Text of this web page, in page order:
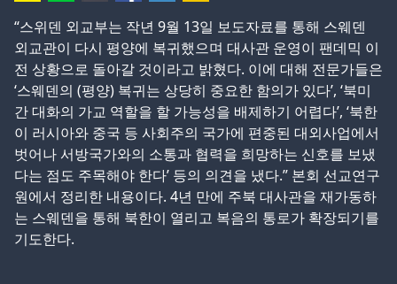
“스위덴 외교부는 작년 9월 13일 보도자료를 통해 스웨덴
외교관이 다시 평양에 복귀했으며 대사관 운영이 팬데믹 이
전 상황으로 돌아갈 것이라고 밝혔다. 이에 대해 전문가들은
‘스웨덴의 (평양) 복귀는 상당히 중요한 함의가 있다’, ‘북미
간 대화의 가교 역할을 할 가능성을 배제하기 어렵다’, ‘북한
이 러시아와 중국 등 사회주의 국가에 편중된 대외사업에서
벗어나 서방국가와의 소통과 협력을 희망하는 신호를 보냈
다는 점도 주목해야 한다’ 등의 의견을 냈다.” 본회 선교연구
원에서 정리한 내용이다. 4년 만에 주북 대사관을 재가동하
는 스웨덴을 통해 북한이 열리고 복음의 통로가 확장되기를
기도한다.